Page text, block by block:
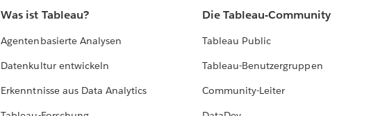
Was ist Tableau?
Agentenbasierte Analysen
Datenkultur entwickeln
Erkenntnisse aus Data Analytics
Die Tableau-Community
Tableau Public
Tableau-Benutzergruppen
Community-Leiter